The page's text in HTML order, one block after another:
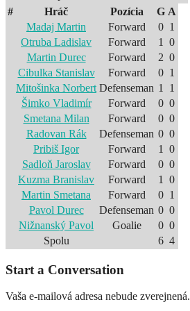
#
Hráč Pozícia G A
Madaj Martin
Forward 0 1
Otruba Ladislav
Forward 1
0
Martin Durec
Forward 2 0
Cibulka Stanislav
Forward 0 1
Mitošinka Norbert Defenseman 1
1
Šimko Vladimír
Forward 0 0
Smetana Milan
Forward 0 0
Radovan Rák
Defenseman 0 0
Pribiš Igor
Forward 1
0
Sadloň Jaroslav
Forward 0 0
Kuzma Branislav
Forward 1
0
Martin Smetana
Forward 0 1
Pavol Durec
Defenseman 0 0
Nižnanský Pavol
Goalie 0 0
Spolu
6 4
Start a Conversation
Vaša e-mailová adresa nebude zverejnená.